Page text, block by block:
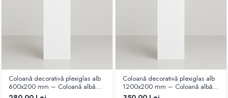
Coloană decorativă plexiglas alb
600x200 mm – Coloană albă
evenimente
Coloană decorativă plexiglas alb
1200x200 mm – Coloană albă
evenimente - Copie